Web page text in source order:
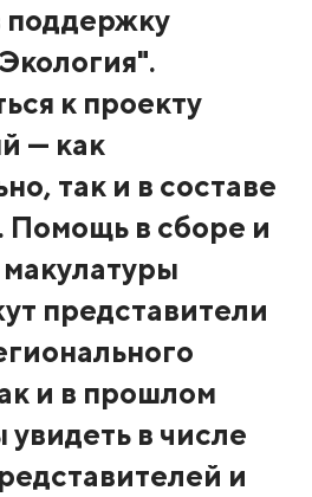
поддержку
к проекту
— как
так и в составе
Помощь в сборе и
представители
и в прошлом
в числе
и